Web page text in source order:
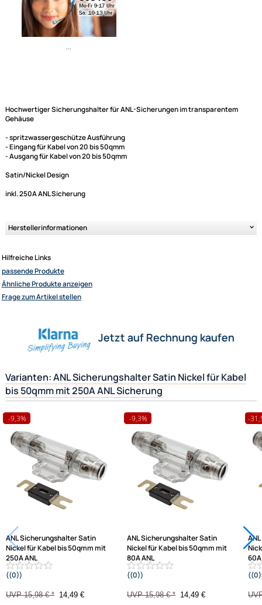
- Ausgang für Kabel von 20 bis 50qmm
Satin/Nickel Design
inkl. 250A ANL Sicherung
Herstellerinformationen
Hilfreiche Links
passende Produkte
Ähnliche Produkte anzeigen
Frage zum Artikel stellen
Lieferzeit 1 - 3 Tage
Jetzt auf Rechnung kaufen
Varianten: ANL Sicherungshalter Satin Nickel für
bis 50qmm mit 250A ANL Sicherung
-9,3% -9,3%
Ultramall
Wir versenden mit
Unsere Leistungen